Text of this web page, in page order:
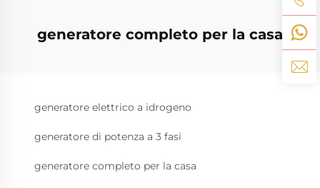
generatore completo per la casa
generatore elettrico a idrogeno
generatore di potenza a 3 fasi
generatore completo per la casa